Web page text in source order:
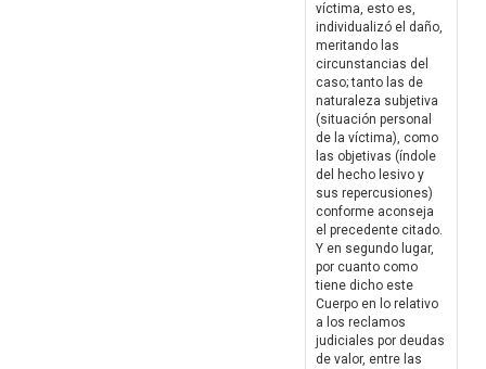
víctima, esto es,
individualizó el daño,
meritando las
circunstancias del
caso; tanto las de
naturaleza subjetiva
(situación personal
de la víctima), como
las objetivas (índole
del hecho lesivo y
sus repercusiones)
conforme aconseja
el precedente citado.
Y en segundo lugar,
por cuanto como
tiene dicho este
Cuerpo en lo relativo
a los reclamos
judiciales por deudas
de valor, entre las